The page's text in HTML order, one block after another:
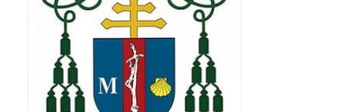
Stare fotografie
Galerie 2018
Pasterka 2018